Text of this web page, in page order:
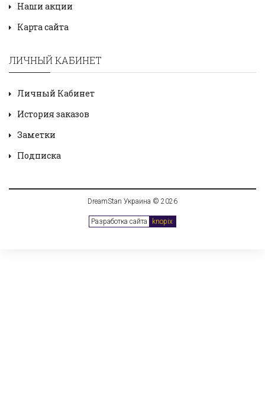
Наши акции
Карта сайта
ЛИЧНЫЙ КАБИНЕТ
Личный Кабинет
История заказов
Заметки
Подписка
DreamStan Украина © 2026
Разработка сайта knopix